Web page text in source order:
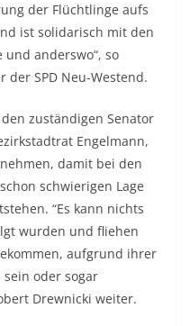
der Flüchtlinge aufs
ist solidarisch mit den
anderswo“, so
der SPD Neu-Westend.
zuständigen Senator
Engelmann,
damit bei den
schwierigen Lage
“Es kann nichts
wurden und fliehen
aufgrund ihrer
oder sogar
Drewnicki weiter.